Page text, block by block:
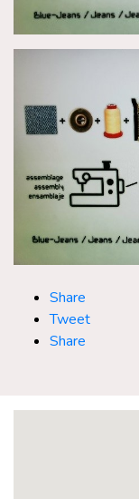
Share
Tweet
Share